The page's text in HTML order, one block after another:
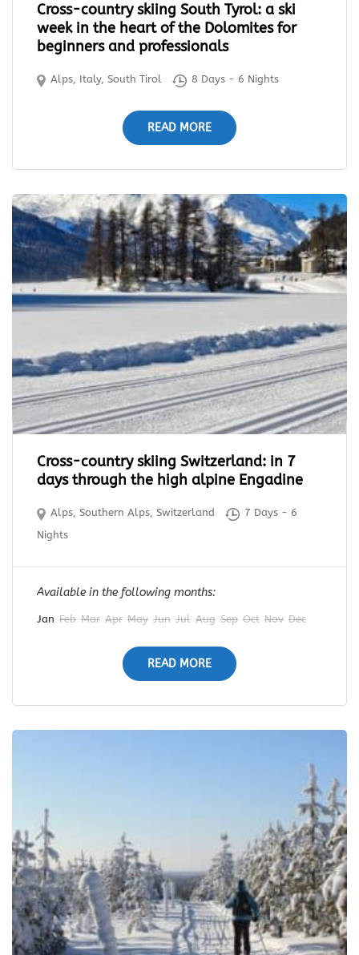
Cross-country skiing South Tyrol: a ski
week in the heart of the Dolomites for
beginners and professionals
Alps, Italy,South Tirol 8 Days - 6 Nights
READ MORE
Cross-country skiing Switzerland: in 7
days through the high alpine Engadine
Alps,Southern Alps,Switzerland
7 Days - 6
Nights
Available in the following months:
Jan Feb Mar Apr May Jun Jul Aug Sep Oct Nov Dec
READ MORE